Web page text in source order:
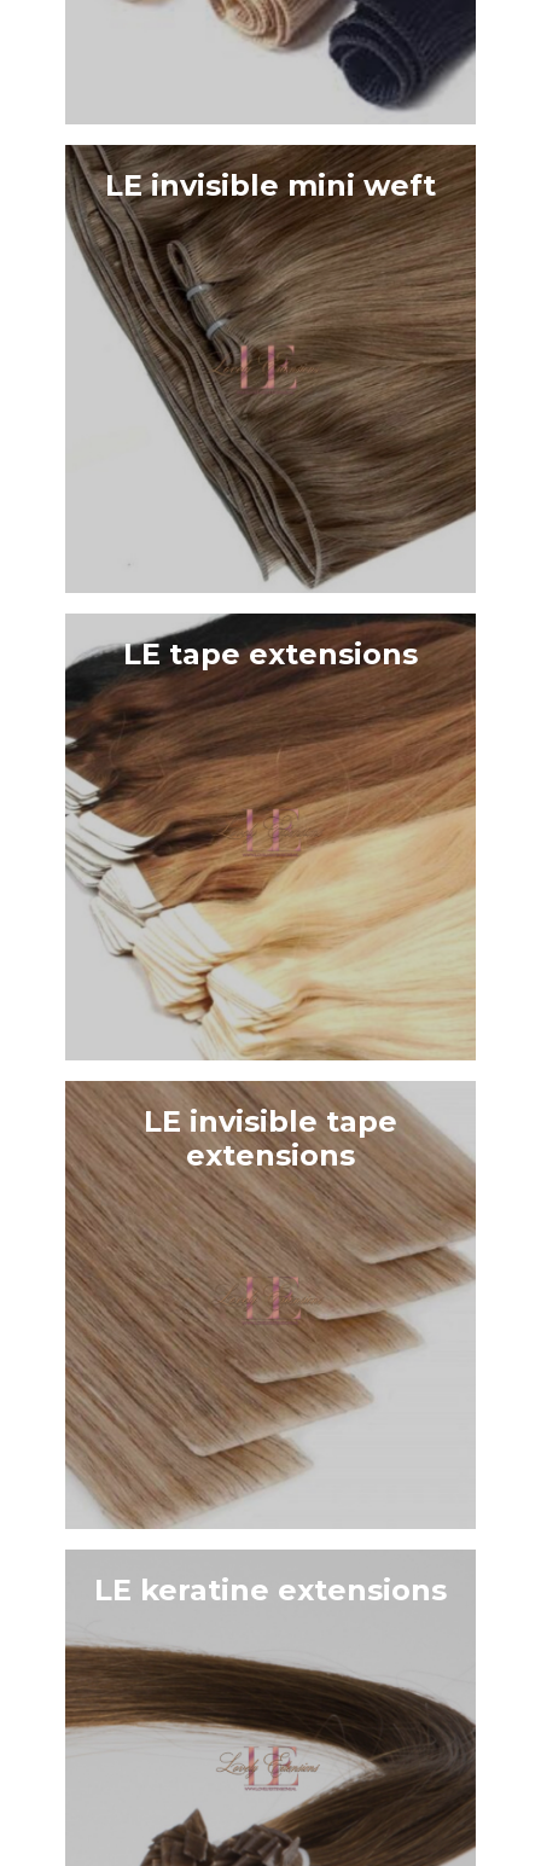
LE invisible mini weft
LE tape extensions
LE invisible tape
extensions
LE keratine extensions